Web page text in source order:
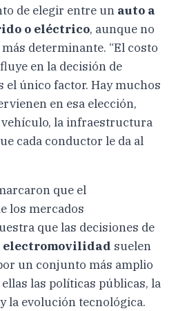
de elegir entre un auto a
o eléctrico, aunque no
determinante. “El costo
en la decisión de
el único factor. Hay muchos
en esa elección,
la infraestructura
cada conductor le da al
que el
los mercados
que las decisiones de
electromovilidad suelen
un conjunto más amplio
las políticas públicas, la
la evolución tecnológica.